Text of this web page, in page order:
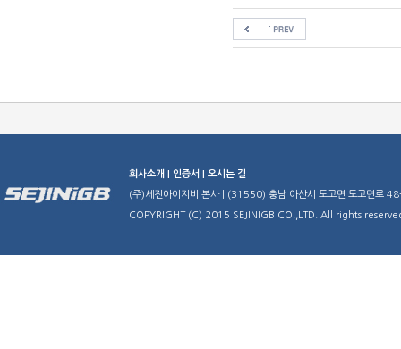
회사소개 | 인증서 | 오시는 길
(주)세진아이지비 본사 | (31550) 충남 아산시 도고면 도고
COPYRIGHT (C) 2015 SEJINIGB CO.,LTD. All rights